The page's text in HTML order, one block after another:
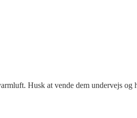
Husk at vende dem undervejs